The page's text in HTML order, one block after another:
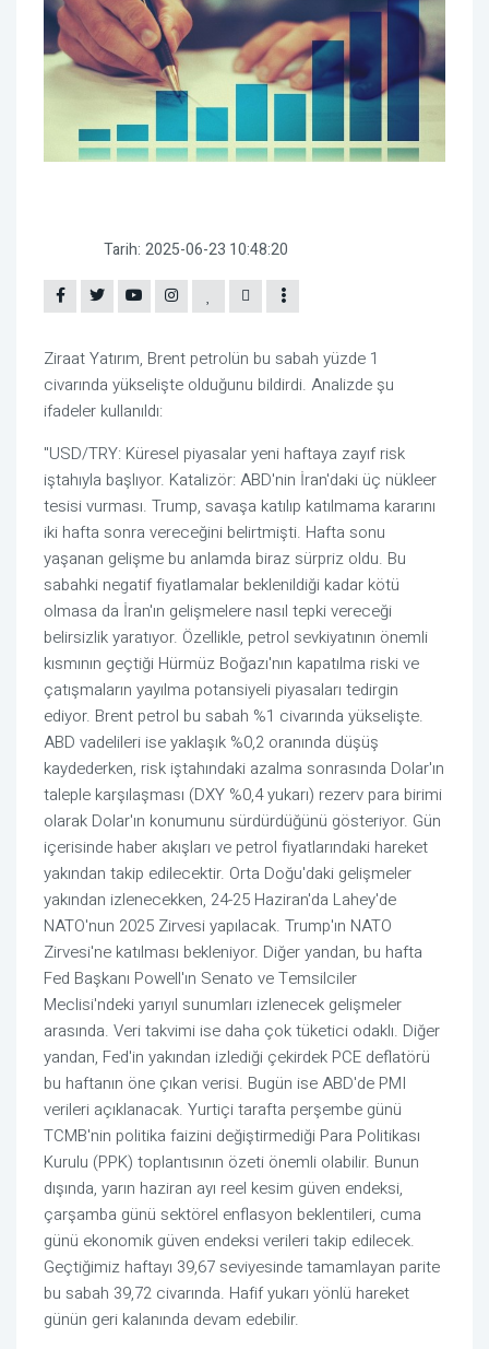
Tarih: 2025-06-23 10:48:20
Ziraat Yatırım, Brent petrolün bu sabah yüzde 1
civarında yükselişte olduğunu bildirdi. Analizde şu
ifadeler kullanıldı:
"USD/TRY: Küresel piyasalar yeni haftaya zayıf risk
iştahıyla başlıyor. Katalizör: ABD'nin İran'daki üç nükleer
tesisi vurması. Trump, savaşa katılıp katılmama kararını
iki hafta sonra vereceğini belirtmişti. Hafta sonu
yaşanan gelişme bu anlamda biraz sürpriz oldu. Bu
sabahki negatif fiyatlamalar beklenildiği kadar kötü
olmasa da İran'ın gelişmelere nasıl tepki vereceği
belirsizlik yaratıyor. Özellikle, petrol sevkiyatının önemli
kısmının geçtiği Hürmüz Boğazı'nın kapatılma riski ve
çatışmaların yayılma potansiyeli piyasaları tedirgin
ediyor. Brent petrol bu sabah %1 civarında yükselişte.
ABD vadelileri ise yaklaşık %0,2 oranında düşüş
kaydederken, risk iştahındaki azalma sonrasında Dolar'ın
taleple karşılaşması (DXY %0,4 yukarı) rezerv para birimi
olarak Dolar'ın konumunu sürdürdüğünü gösteriyor. Gün
içerisinde haber akışları ve petrol fiyatlarındaki hareket
yakından takip edilecektir. Orta Doğu'daki gelişmeler
yakından izlenecekken, 24-25 Haziran'da Lahey'de
NATO'nun 2025 Zirvesi yapılacak. Trump'ın NATO
Zirvesi'ne katılması bekleniyor. Diğer yandan, bu hafta
Fed Başkanı Powell'ın Senato ve Temsilciler
Meclisi'ndeki yarıyıl sunumları izlenecek gelişmeler
arasında. Veri takvimi ise daha çok tüketici odaklı. Diğer
yandan, Fed'in yakından izlediği çekirdek PCE deflatörü
bu haftanın öne çıkan verisi. Bugün ise ABD'de PMI
verileri açıklanacak. Yurtiçi tarafta perşembe günü
TCMB'nin politika faizini değiştirmediği Para Politikası
Kurulu (PPK) toplantısının özeti önemli olabilir. Bunun
dışında, yarın haziran ayı reel kesim güven endeksi,
çarşamba günü sektörel enflasyon beklentileri, cuma
günü ekonomik güven endeksi verileri takip edilecek.
Geçtiğimiz haftayı 39,67 seviyesinde tamamlayan parite
bu sabah 39,72 civarında. Hafif yukarı yönlü hareket
günün geri kalanında devam edebilir.